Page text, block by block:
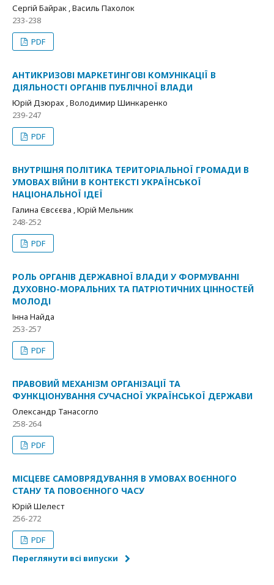
Сергій Байрак , Василь Пахолок
233-238
PDF
АНТИКРИЗОВІ МАРКЕТИНГОВІ КОМУНІКАЦІЇ В
ДІЯЛЬНОСТІ ОРГАНІВ ПУБЛІЧНОЇ ВЛАДИ
Юрій Дзюрах , Володимир Шинкаренко
239-247
PDF
ВНУТРІШНЯ ПОЛІТИКА ТЕРИТОРІАЛЬНОЇ ГРОМАДИ В
УМОВАХ ВІЙНИ В КОНТЕКСТІ УКРАЇНСЬКОЇ
НАЦІОНАЛЬНОЇ ІДЕЇ
Галина Євсєєва , Юрій Мельник
248-252
PDF
РОЛЬ ОРГАНІВ ДЕРЖАВНОЇ ВЛАДИ У ФОРМУВАННІ
ДУХОВНО-МОРАЛЬНИХ ТА ПАТРІОТИЧНИХ ЦІННОСТЕЙ
МОЛОДІ
Інна Найда
253-257
PDF
ПРАВОВИЙ МЕХАНІЗМ ОРГАНІЗАЦІЇ ТА
ФУНКЦІОНУВАННЯ СУЧАСНОЇ УКРАЇНСЬКОЇ ДЕРЖАВИ
Олександр Танасогло
258-264
PDF
МІСЦЕВЕ САМОВРЯДУВАННЯ В УМОВАХ ВОЄННОГО
СТАНУ ТА ПОВОЄННОГО ЧАСУ
Юрій Шелест
256-272
PDF
Переглянути всі випуски